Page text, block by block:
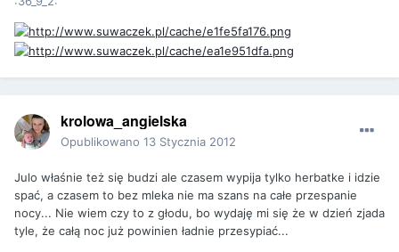
krolowa_angielska
Opublikowano 13 Stycznia 2012
Julo właśnie też się budzi ale czasem wypija tylko herbatke i idzie
spać, a czasem to bez mleka nie ma szans na całe przespanie
nocy... Nie wiem czy to z głodu, bo wydaję mi się że w dzień zjada
tyle, że całą noc już powinien ładnie przesypiać...